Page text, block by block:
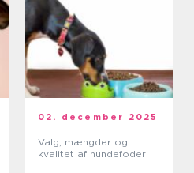
02. december 2025
Valg, mængder og
kvalitet af hundefoder